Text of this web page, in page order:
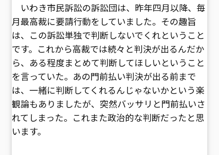
いわき市民訴訟の訴訟団は、昨年四月以降、毎
月最高裁に要請行動をしていました。その趣旨
は、この訴訟単独で判断しないでくれということ
です。これから高裁では続々と判決が出るんだか
ら、ある程度まとめて判断してほしいということ
を言っていた。あの門前払い判決が出る前まで
は、一緒に判断してくれるんじゃないかという楽
観論もありましたが、突然バッサリと門前払いさ
れてしまった。これまた政治的な判断だったと思
います。